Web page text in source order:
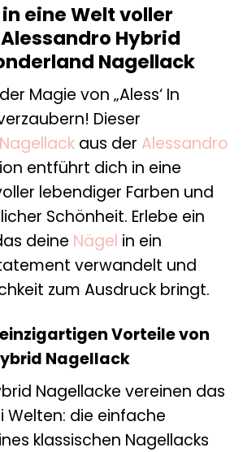
eine Welt voller
Hybrid
Nagellack
Magie von „Aless‘ In
Dieser
Nagellack aus der Alessandro
entführt dich in eine
lebendiger Farben und
Schönheit. Erlebe ein
deine Nägel in ein
verwandelt und
zum Ausdruck bringt.
Vorteile von
Nagellack
Nagellacke vereinen das
Welten: die einfache
klassischen Nagellacks